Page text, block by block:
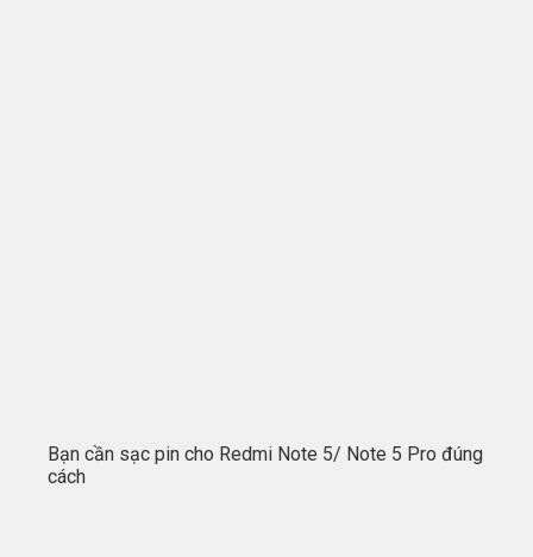
Bạn cần sạc pin cho Redmi Note 5/ Note 5 Pro đúng
cách